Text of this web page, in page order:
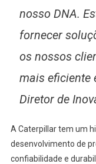
nosso DNA.
fornecer
os nossos
mais eficiente
Diretor de
A Caterpillar tem um
desenvolvimento de
confiabilidade e